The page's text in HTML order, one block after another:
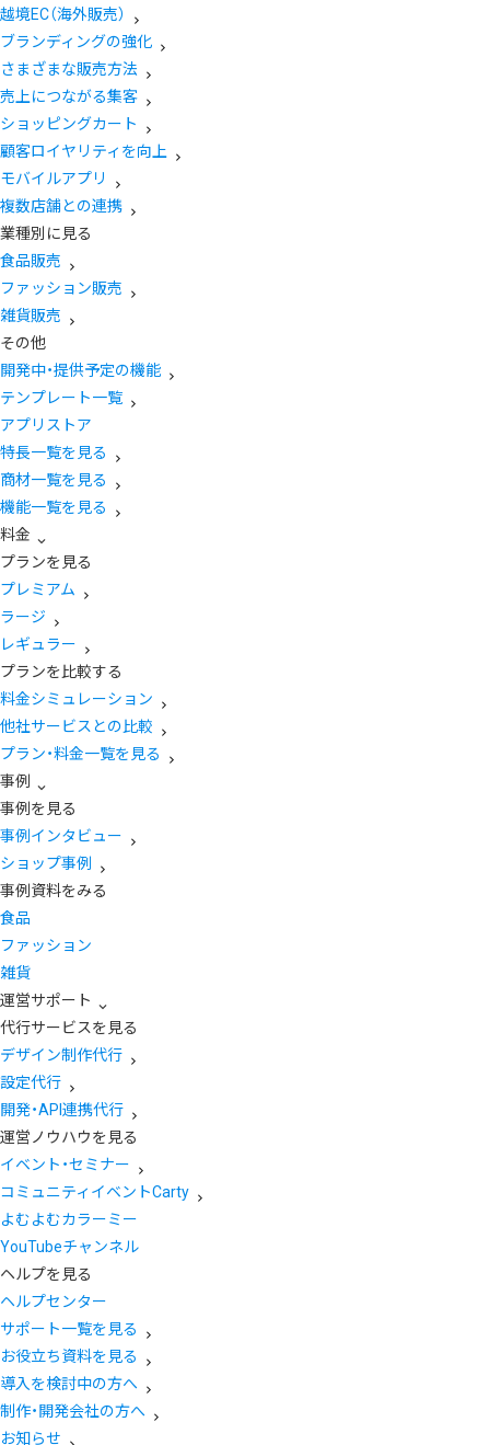
越境EC（海外販売）
ブランディングの強化
さまざまな販売方法
売上につながる集客
ショッピングカート
顧客ロイヤリティを向上
モバイルアプリ
複数店舗との連携
業種別に見る
食品販売
ファッション販売
雑貨販売
その他
開発中・提供予定の機能
テンプレート一覧
アプリストア
特長一覧を見る
商材一覧を見る
機能一覧を見る
料金
プランを見る
プレミアム
ラージ
レギュラー
プランを比較する
料金シミュレーション
他社サービスとの比較
プラン・料金一覧を見る
事例
事例を見る
事例インタビュー
ショップ事例
事例資料をみる
食品
ファッション
雑貨
運営サポート
代行サービスを見る
デザイン制作代行
設定代行
開発・API連携代行
運営ノウハウを見る
イベント・セミナー
コミュニティイベントCarty
よむよむカラーミー
YouTubeチャンネル
ヘルプを見る
ヘルプセンター
サポート一覧を見る
お役立ち資料を見る
導入を検討中の方へ
制作・開発会社の方へ
お知らせ